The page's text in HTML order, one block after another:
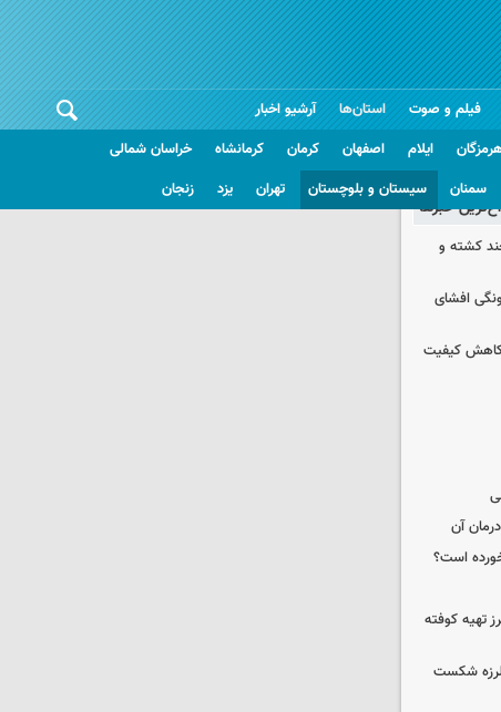
فیلم و صوت
استان‌ها
ایلام اصفهان کرمان کرمانشاه
خراسان شمالی
سمنان سیستان و بلوچستان تهران یزد زنجان
آرشیو اخبار
خبرها
چند کشته و
افشای
کاهش کیفیت
آن
است؟
تهیه کوفته
شکست